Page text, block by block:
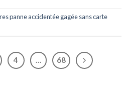
panne accidentée gagée sans carte
4 … 68